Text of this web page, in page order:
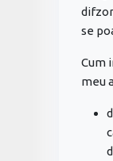
se
Cum
meu